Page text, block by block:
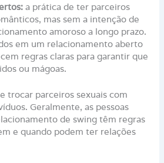
a prática de ter parceiros
mas sem a intenção de
amoroso a longo prazo.
em um relacionamento aberto
regras claras para garantir que
ou mágoas.
trocar parceiros sexuais com
Geralmente, as pessoas
de swing têm regras
e quando podem ter relações